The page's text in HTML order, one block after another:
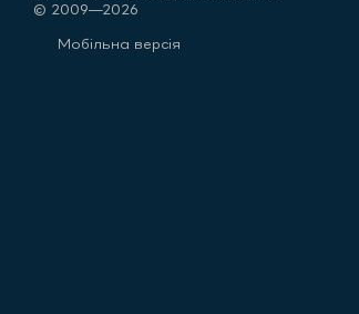
© 2009—2026
Мобільна версія